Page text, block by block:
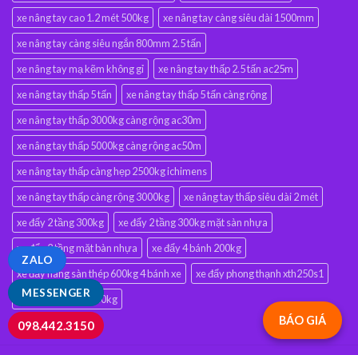
xe nâng tay cao 1.2 mét 500kg
xe nâng tay càng siêu dài 1500mm
xe nâng tay càng siêu ngắn 800mm 2.5 tấn
xe nâng tay mạ kẽm không gỉ
xe nâng tay thấp 2.5 tấn ac25m
xe nâng tay thấp 5 tấn
xe nâng tay thấp 5 tấn càng rộng
xe nâng tay thấp 3000kg càng rộng ac30m
xe nâng tay thấp 5000kg càng rộng ac50m
xe nâng tay thấp càng hẹp 2500kg ichimens
xe nâng tay thấp càng rộng 3000kg
xe nâng tay thấp siêu dài 2 mét
xe đẩy 2 tầng 300kg
xe đẩy 2 tầng 300kg mặt sàn nhựa
xe đẩy 2 tầng mặt bàn nhựa
xe đẩy 4 bánh 200kg
xe đẩy hàng sàn thép 600kg 4 bánh xe
xe đẩy phong thạnh xth250s1
xe đẩy xth250s2 600kg
BÁO GIÁ
MESSENGER
ZALO
098.442.3150